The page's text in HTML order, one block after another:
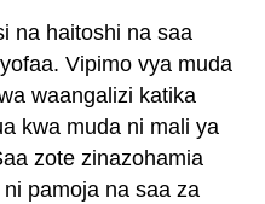
na haitoshi na saa
Vipimo vya muda
waangalizi katika
kwa muda ni mali ya
zote zinazohamia
pamoja na saa za